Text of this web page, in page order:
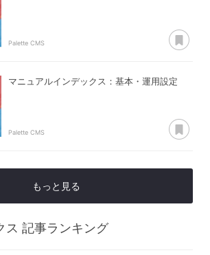
Palette CMS
マニュアルインデックス：基本・運用設定
Palette CMS
もっと見る
ス 記事ランキング